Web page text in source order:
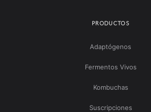
PRODUCTOS
Adaptógenos
Fermentos Vivos
Kombuchas
Suscripciones